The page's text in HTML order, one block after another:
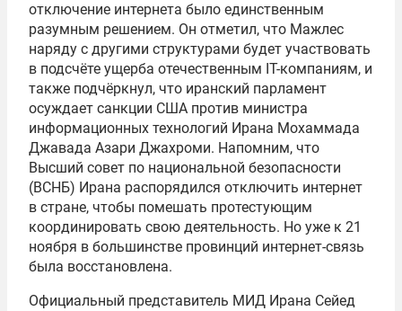
отключение интернета было единственным
разумным решением. Он отметил, что Мажлес
наряду с другими структурами будет участвовать
в подсчёте ущерба отечественным IT-компаниям, и
также подчёркнул, что иранский парламент
осуждает санкции США против министра
информационных технологий Ирана Мохаммада
Джавада Азари Джахроми. Напомним, что
Высший совет по национальной безопасности
(ВСНБ) Ирана распорядился отключить интернет
в стране, чтобы помешать протестующим
координировать свою деятельность. Но уже к 21
ноября в большинстве провинций интернет-связь
была восстановлена.
Официальный представитель МИД Ирана Сейед